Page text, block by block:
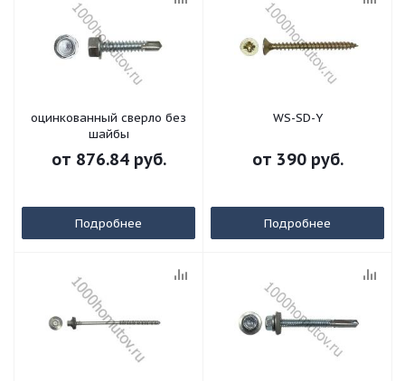
оцинкованный сверло без
шайбы
от 876.84 руб.
Подробнее
WS-SD-Y
от 390 руб.
Подробнее